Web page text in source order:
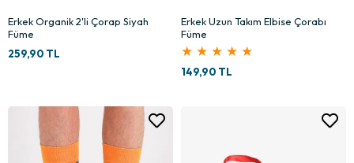
Erkek Organik 2'li Çorap Siyah
Füme
259,90 TL
Erkek Uzun Takım Elbise Çorabı
Füme
★ ★ ★ ★ ★
149,90 TL